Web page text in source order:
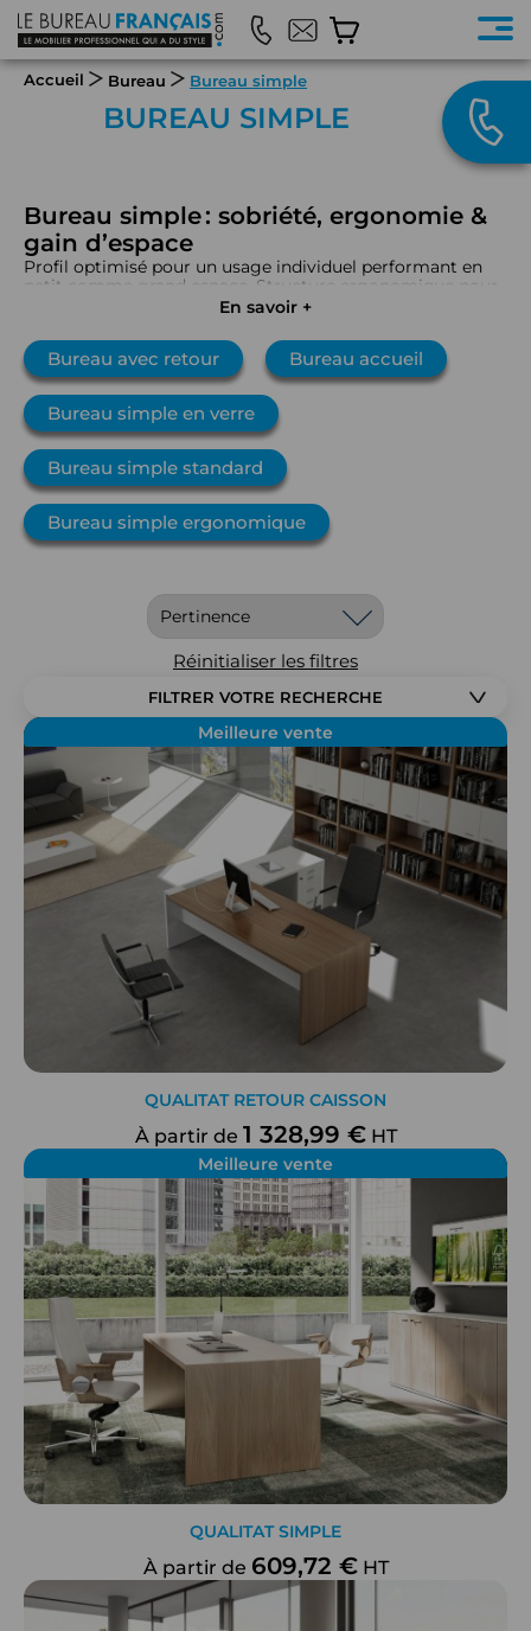
Accueil Bureau Bureau simple
BUREAU SIMPLE
Bureau simple : sobriété, ergonomie &
gain d’espace
Profil optimisé pour un usage individuel performant en
petit comme grand espace. Structure ergonomique pour
une posture saine et un confort durable. Disponible en
s’harmoniser à votre identité visuelle.
En savoir +
Bureau avec retour Bureau accueil
Bureau simple en verre
Bureau simple standard
Bureau simple ergonomique
Réinitialiser les filtres
FILTRER VOTRE RECHERCHE
Meilleure vente
QUALITAT RETOUR CAISSON
À partir de 1 328,99 €HT
Meilleure vente
QUALITAT SIMPLE
À partir de 609,72 €HT